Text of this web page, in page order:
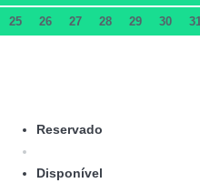
25 26 27 28 29 30
Reservado
Disponível